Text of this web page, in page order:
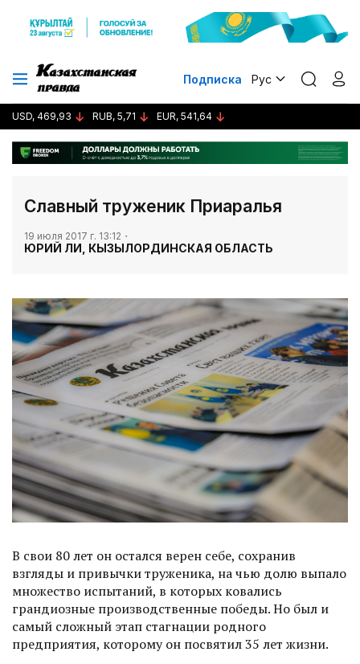
Подписка Рус
USD, 469,93 RUB, 5,71 EUR, 541,64
Славный труженик Приаралья
19 июля 2017 г. 13:12
ЮРИЙ ЛИ, КЫЗЫЛОРДИНСКАЯ ОБЛАСТЬ
В свои 80 лет он остался верен себе, сохранив
взгляды и привычки труженика, на чью долю выпало
множество испытаний, в которых ковались
грандиозные производственные победы. Но был и
самый сложный этап стагнации родного
предприятия, которому он посвятил 35 лет жизни.